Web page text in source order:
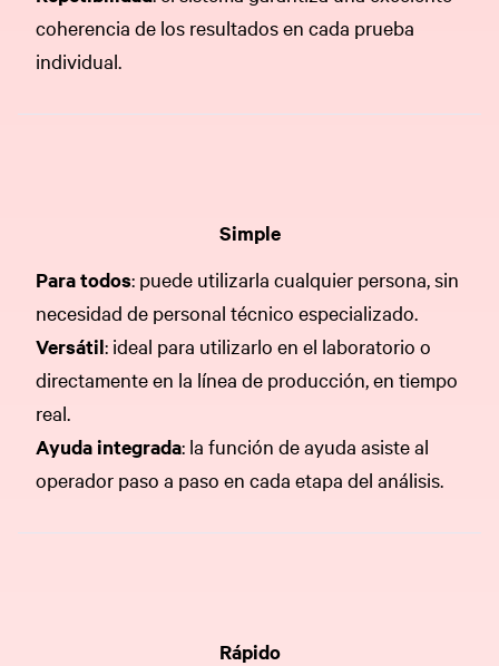
coherencia de los resultados en cada prueba
individual.
Simple
Para todos: puede utilizarla cualquier persona, sin
necesidad de personal técnico especializado.
Versátil: ideal para utilizarlo en el laboratorio o
directamente en la línea de producción, en tiempo
real.
Ayuda integrada: la función de ayuda asiste al
operador paso a paso en cada etapa del análisis.
Rápido